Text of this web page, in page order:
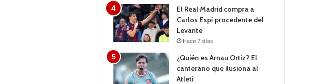
El Real Madrid compra a
Carlos Espí procedente del
Levante
Hace 7 días
¿Quién es Arnau Ortiz? El
canterano que ilusiona al
Atleti